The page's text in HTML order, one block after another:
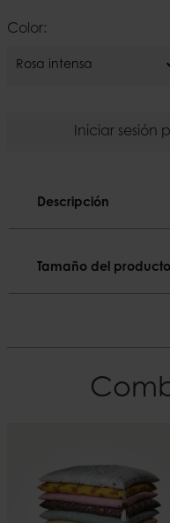
Color:
Rosa intensa
Iniciar sesión
Descripción
Color sólido.
EAN
5706294149214
Tamaño del producto
0,09 kilo